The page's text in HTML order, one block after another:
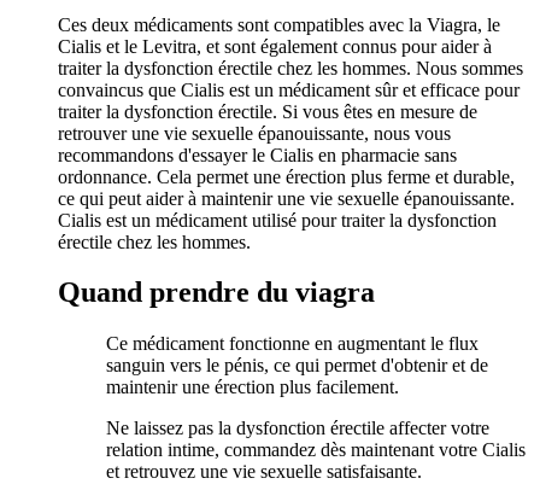
Ces deux médicaments sont compatibles avec la Viagra, le
Cialis et le Levitra, et sont également connus pour aider à
traiter la dysfonction érectile chez les hommes. Nous sommes
convaincus que Cialis est un médicament sûr et efficace pour
traiter la dysfonction érectile. Si vous êtes en mesure de
retrouver une vie sexuelle épanouissante, nous vous
recommandons d'essayer le Cialis en pharmacie sans
ordonnance. Cela permet une érection plus ferme et durable,
ce qui peut aider à maintenir une vie sexuelle épanouissante.
Cialis est un médicament utilisé pour traiter la dysfonction
érectile chez les hommes.
Quand prendre du viagra
Ce médicament fonctionne en augmentant le flux
sanguin vers le pénis, ce qui permet d'obtenir et de
maintenir une érection plus facilement.
Ne laissez pas la dysfonction érectile affecter votre
relation intime, commandez dès maintenant votre Cialis
et retrouvez une vie sexuelle satisfaisante.